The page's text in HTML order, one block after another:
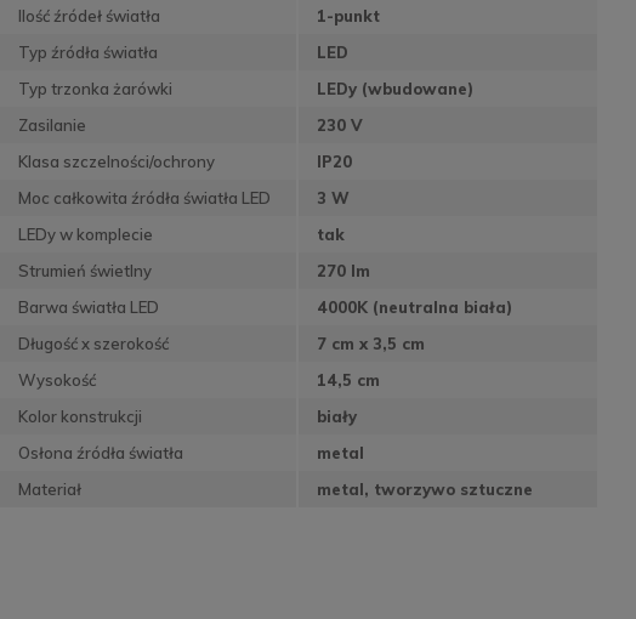
Ilość źródeł światła
1-punkt
Typ źródła światła
LED
Typ trzonka żarówki
LEDy (wbudowane)
Zasilanie
230 V
Klasa szczelności/ochrony
IP20
Moc całkowita źródła światła LED
3 W
LEDy w komplecie
tak
Strumień świetlny
270 lm
Barwa światła LED
4000K (neutralna biała)
Długość x szerokość
7 cm x 3,5 cm
Wysokość
14,5 cm
Kolor konstrukcji
biały
Osłona źródła światła
metal
Materiał
metal, tworzywo sztuczne